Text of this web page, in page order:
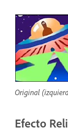
Original
Efecto